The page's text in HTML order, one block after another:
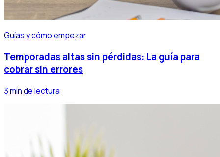
Guías y cómo empezar
Temporadas altas sin pérdidas: La guía para
cobrar sin errores
3 min de lectura